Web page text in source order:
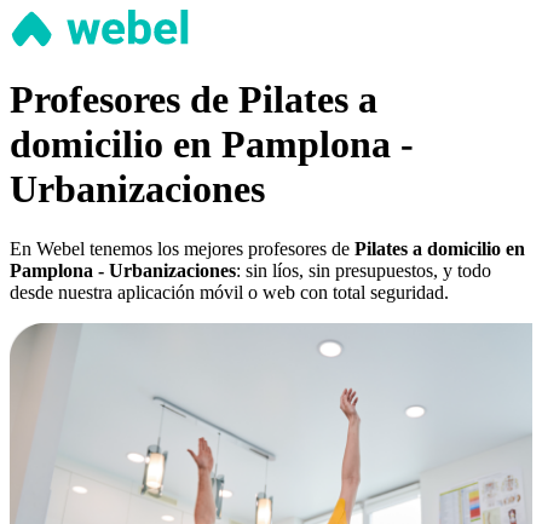
Profesores de Pilates a
domicilio en Pamplona -
Urbanizaciones
En Webel tenemos los mejores profesores de Pilates a domicilio en
Pamplona - Urbanizaciones: sin líos, sin presupuestos, y todo
desde nuestra aplicación móvil o web con total seguridad.